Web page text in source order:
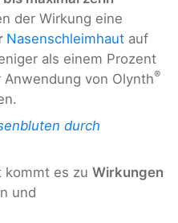
der Wirkung eine
Nasenschleimhaut auf
als einem Prozent
von Olynth®
durch
kommt es zu Wirkungen
und